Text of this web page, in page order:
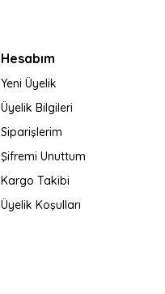
Hesabım
Yeni Üyelik
Üyelik Bilgileri
Siparişlerim
Şifremi Unuttum
Kargo Takibi
Üyelik Koşulları